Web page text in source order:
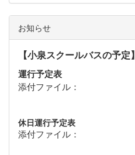
お知らせ
【小泉スクールバスの予定】
運行予定表
添付ファイル：
休日運行予定表
添付ファイル：